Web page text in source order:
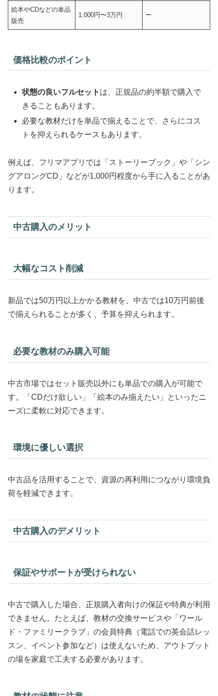
絵本やCDなどの単品
販売
1,000円〜3万円 ー
価格比較のポイント
状態の良いフルセット は、正規品の約半額で購入で
きることもあります。
必要な教材だけを単品で揃えることで、さらにコス
トを抑えられるケースもあります。
例えば、フリマアプリでは「ストーリーブック」や「シン
グアロングCD」などが1,000円程度から手に入ることがあ
ります。
中古購入のメリット
大幅なコスト削減
新品では50万円以上かかる教材を、中古では10万円前後
で揃えられることが多く、予算を抑えられます。
必要な教材のみ購入可能
中古市場ではセット販売以外にも単品での購入が可能で
す。「CDだけ欲しい」「絵本のみ揃えたい」といったニ
ーズに柔軟に対応できます。
環境に優しい選択
中古品を活用することで、資源の再利用につながり環境負
荷を軽減できます。
中古購入のデメリット
保証やサポートが受けられない
中古で購入した場合、正規購入者向けの保証や特典が利用
できません。たとえば、教材の交換サービスや「ワール
ド・ファミリークラブ」の会員特典（電話での英会話レッ
スン、イベント参加など）は使えないため、アウトプット
の場を家庭で工夫する必要があります。